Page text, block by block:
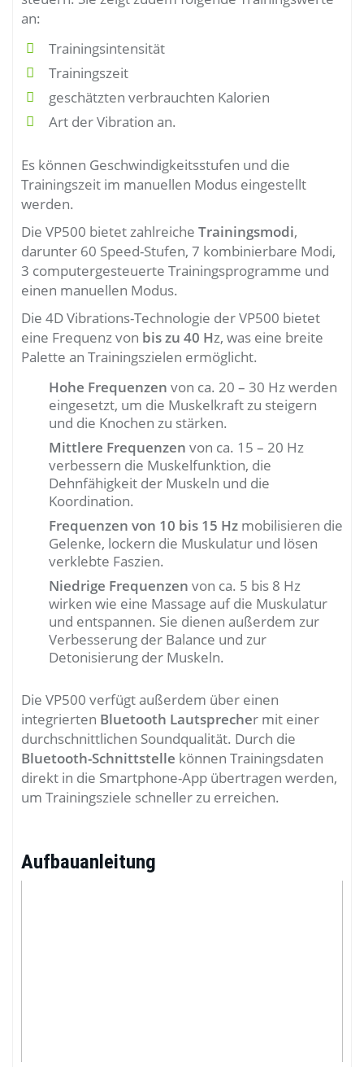
an:
Trainingsintensität
Trainingszeit
geschätzten verbrauchten Kalorien
Art der Vibration an.
Es können Geschwindigkeitsstufen und die
Trainingszeit im manuellen Modus eingestellt
werden.
Die VP500 bietet zahlreiche Trainingsmodi,
darunter 60 Speed-Stufen, 7 kombinierbare Modi,
3 computergesteuerte Trainingsprogramme und
einen manuellen Modus.
Die 4D Vibrations-Technologie der VP500 bietet
eine Frequenz von bis zu 40 Hz, was eine breite
Palette an Trainingszielen ermöglicht.
Hohe Frequenzen von ca. 20 – 30 Hz werden
eingesetzt, um die Muskelkraft zu steigern
und die Knochen zu stärken.
Mittlere Frequenzen von ca. 15 – 20 Hz
verbessern die Muskelfunktion, die
Dehnfähigkeit der Muskeln und die
Koordination.
Frequenzen von 10 bis 15 Hz mobilisieren die
Gelenke, lockern die Muskulatur und lösen
verklebte Faszien.
Niedrige Frequenzen von ca. 5 bis 8 Hz
wirken wie eine Massage auf die Muskulatur
und entspannen. Sie dienen außerdem zur
Verbesserung der Balance und zur
Detonisierung der Muskeln.
Die VP500 verfügt außerdem über einen
integrierten Bluetooth Lautsprecher mit einer
durchschnittlichen Soundqualität. Durch die
Bluetooth-Schnittstelle können Trainingsdaten
direkt in die Smartphone-App übertragen werden,
um Trainingsziele schneller zu erreichen.
Aufbauanleitung